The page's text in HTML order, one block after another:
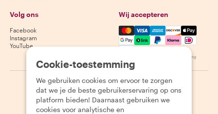
Volg ons
Facebook
Instagram
YouTube
Wij accepteren
Mastercard, Visa, Amex,
Beschikbaarheid varieert per bestemming
2026 Withlocals.com Privacybeleid Cookies
Cookie-toestemming
We gebruiken cookies om ervoor te zorgen
dat we je de beste gebruikerservaring op ons
platform bieden! Daarnaast gebruiken we
cookies voor analytische en